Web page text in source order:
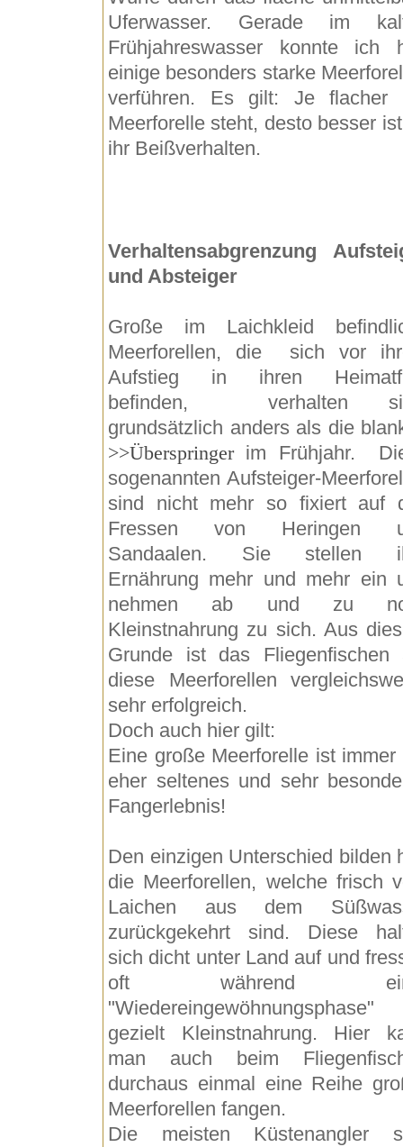
Uferwasser. Gerade im
Frühjahreswasser konnte ich
einige besonders starke
verführen. Es gilt: Je flacher
Meerforelle steht, desto besser
ihr Beißverhalten.
Verhaltensabgrenzung
und Absteiger
Große im Laichkleid
Meerforellen, die sich vor
Aufstieg in ihren
befinden, verhalten
grundsätzlich anders als die
>>Überspringerim Frühjahr.
sogenannten Aufsteiger-
sind nicht mehr so fixiert auf
Fressen von Heringen
Sandaalen. Sie stellen
Ernährung mehr und mehr ein
nehmen ab und zu
Kleinstnahrung zu sich. Aus
Grunde ist das Fliegenfischen
diese Meerforellen
sehr erfolgreich.
Doch auch hier gilt:
Eine große Meerforelle ist immer
eher seltenes und sehr
Fangerlebnis!
Den einzigen Unterschied bilden
die Meerforellen, welche frisch
Laichen aus dem
zurückgekehrt sind. Diese
sich dicht unter Land auf und
oft während
"Wiedereingewöhnungsphase"
gezielt Kleinstnahrung. Hier
man auch beim
durchaus einmal eine Reihe
Meerforellen fangen.
Die meisten Küstenangler